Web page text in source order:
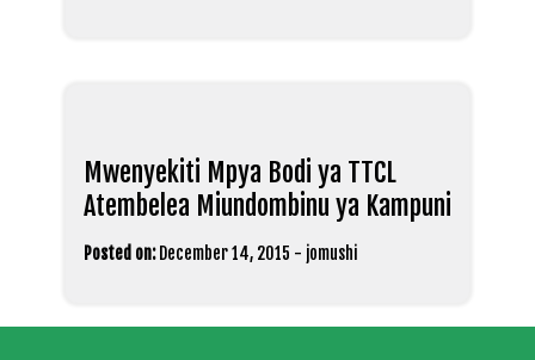
Mwenyekiti Mpya Bodi ya TTCL
Atembelea Miundombinu ya Kampuni
Posted on: December 14, 2015 - jomushi